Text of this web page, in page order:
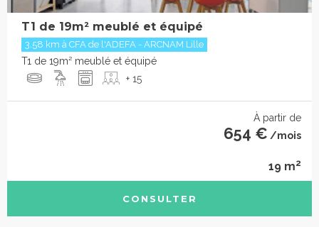
T1 de 19m² meublé et équipé
3.58 km à CFA de l'ADEFA - ARCNAM Lille
T1 de 19m² meublé et équipé
+ 15
À partir de
654 € /mois
19 m2
CONSULTER